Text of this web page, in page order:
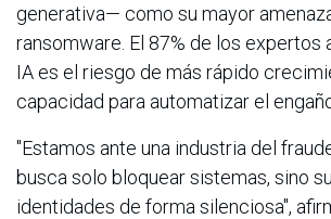
generativa— como su mayor
ransomware. El 87% de los expertos
IA es el riesgo de más rápido
capacidad para automatizar el
"Estamos ante una industria del
busca solo bloquear sistemas, sino
identidades de forma silenciosa",